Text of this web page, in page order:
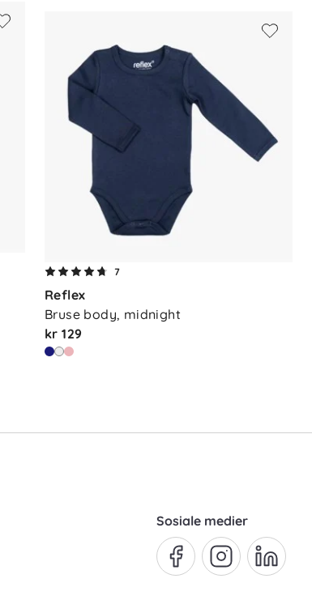
7
Reflex
Bruse body, midnight
kr 129
Sosiale medier